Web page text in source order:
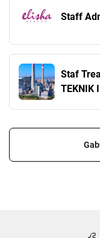
Staff
Staf
TEKNIK